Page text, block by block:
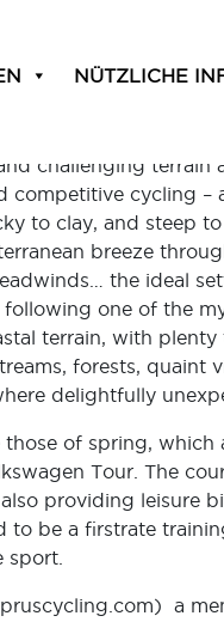
NÜTZLICHE
Leave a
challenging
cycling –
to clay, and steep
breeze
the ideal
one of the
terrain, with
forests, quaint
delightfully
of spring, which
Tour. The
providing leisure
be a first­rate
sport.
) ­ a